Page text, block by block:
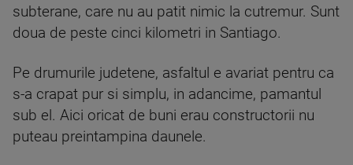
subterane, care nu au patit nimic la cutremur. Sunt
doua de peste cinci kilometri in Santiago.
Pe drumurile judetene, asfaltul e avariat pentru ca
s-a crapat pur si simplu, in adancime, pamantul
sub el. Aici oricat de buni erau constructorii nu
puteau preintampina daunele.